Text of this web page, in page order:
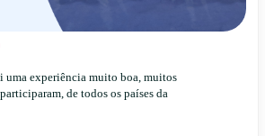
uma experiência muito boa, muitos
de todos os países da